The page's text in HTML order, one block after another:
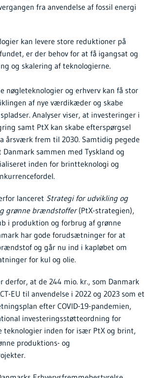
fra anvendelse af fossil energi
kan levere store reduktioner på
er der behov for at få igangsat og
og skalering af teknologierne.
nøgleteknologier og erhverv kan få stor
af nye værdikæder og skabe
Analyser viser, at investeringer i
samt PtX kan skabe efterspørgsel
årsværk frem til 2030. Samtidig pegede
Danmark sammen med Tyskland og
inden for brintteknologi og
lanceret Strategi for udvikling og
grønne brændstoffer(PtX-strategien),
i produktion og forbrug af grønne
har gode forudsætninger for at
og går nu ind i kapløbet om
for kul og olie.
derfor, at de 244 mio. kr., som Danmark
EU til anvendelse i 2022 og 2023 som et
efter COVID-19-pandemien,
investeringsstøtteordning for
teknologier inden for især PtX og brint,
produktions- og